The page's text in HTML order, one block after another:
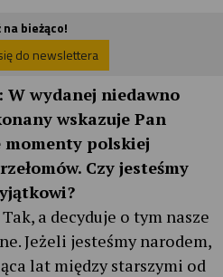
na bieżąco!
do newslettera
W wydanej niedawno
wskazuje Pan
momenty polskiej
Czy jesteśmy
Tak, a decyduje o tym nasze
Jeżeli jesteśmy narodem,
lat między starszymi od